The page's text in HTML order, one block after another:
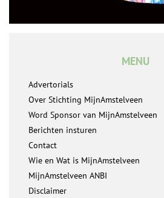
MENU
Advertorials
Over Stichting MijnAmstelveen
Word Sponsor van MijnAmstelveen
Berichten insturen
Contact
Wie en Wat is MijnAmstelveen
MijnAmstelveen ANBI
Disclaimer